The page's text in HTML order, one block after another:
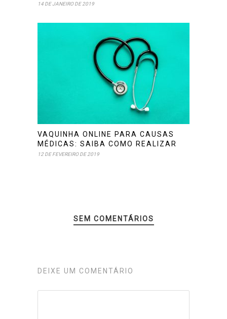
14 DE JANEIRO DE 2019
VAQUINHA ONLINE PARA CAUSAS
MÉDICAS: SAIBA COMO REALIZAR
12 DE FEVEREIRO DE 2019
SEM COMENTÁRIOS
DEIXE UM COMENTÁRIO